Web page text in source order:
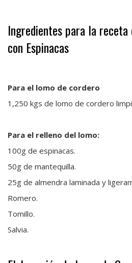
Ingredientes para la receta
con Espinacas
Para el lomo de cordero
1,250 kgs de lomo de cordero
Para el relleno del lomo:
100g de espinacas.
50g de mantequilla.
25g de almendra laminada y
Romero.
Tomillo.
Salvia.